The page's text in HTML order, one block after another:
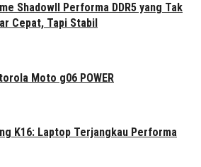
ShadowII Performa DDR5 yang Tak
Cepat, Tapi Stabil
Moto g06 POWER
K16: Laptop Terjangkau Performa